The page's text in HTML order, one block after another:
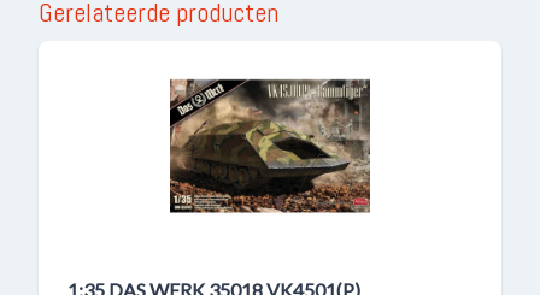
Gerelateerde producten
1:35 DAS WERK 35018 VK4501(P)